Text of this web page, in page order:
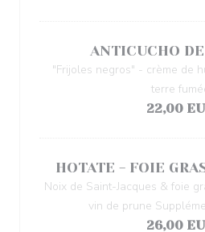
ANTICUCHO
"Frijoles negros" - crème de
terre
22,00
HOTATE - FOIE
Noix de Saint-Jacques & foie
vin de prune
26,00